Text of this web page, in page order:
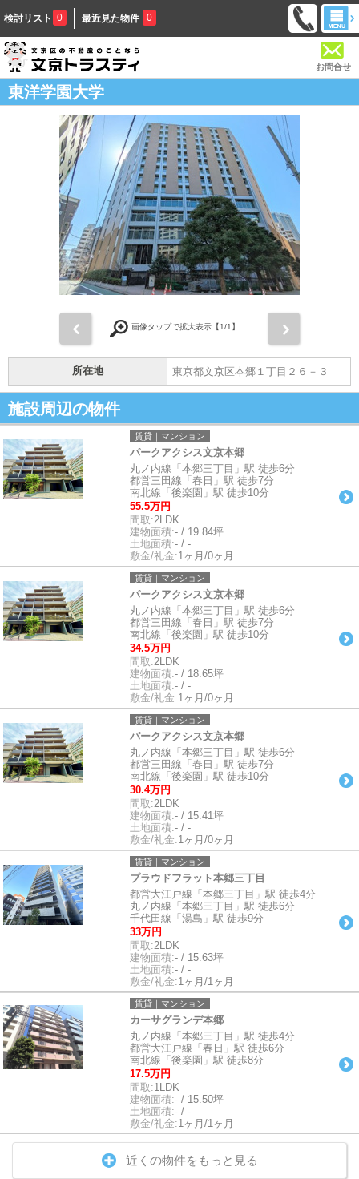
検討リスト 0 最近見た物件 0
お問合せ
東洋学園大学
画像タップで拡大表示【1/1】
所在地 東京都文京区本郷１丁目２６－３
施設周辺の物件
賃貸｜マンション
パークアクシス文京本郷
丸ノ内線「本郷三丁目」駅 徒歩6分
都営三田線「春日」駅 徒歩7分
南北線「後楽園」駅 徒歩10分
55.5万円
間取:2LDK
建物面積:- / 19.84坪
土地面積:- / -
敷金/礼金:1ヶ月/0ヶ月
賃貸｜マンション
パークアクシス文京本郷
丸ノ内線「本郷三丁目」駅 徒歩6分
都営三田線「春日」駅 徒歩7分
南北線「後楽園」駅 徒歩10分
34.5万円
間取:2LDK
建物面積:- / 18.65坪
土地面積:- / -
敷金/礼金:1ヶ月/0ヶ月
賃貸｜マンション
パークアクシス文京本郷
丸ノ内線「本郷三丁目」駅 徒歩6分
都営三田線「春日」駅 徒歩7分
南北線「後楽園」駅 徒歩10分
30.4万円
間取:2LDK
建物面積:- / 15.41坪
土地面積:- / -
敷金/礼金:1ヶ月/0ヶ月
賃貸｜マンション
プラウドフラット本郷三丁目
都営大江戸線「本郷三丁目」駅 徒歩4分
丸ノ内線「本郷三丁目」駅 徒歩6分
千代田線「湯島」駅 徒歩9分
33万円
間取:2LDK
建物面積:- / 15.63坪
土地面積:- / -
敷金/礼金:1ヶ月/1ヶ月
賃貸｜マンション
カーサグランデ本郷
丸ノ内線「本郷三丁目」駅 徒歩4分
都営大江戸線「春日」駅 徒歩6分
南北線「後楽園」駅 徒歩8分
17.5万円
間取:1LDK
建物面積:- / 15.50坪
土地面積:- / -
敷金/礼金:1ヶ月/1ヶ月
近くの物件をもっと見る